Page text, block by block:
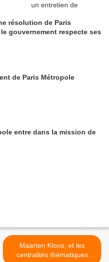
résolution de Paris
gouvernement respecte ses
de Paris Métropole
entre dans la mission de
Maarten Kloos, et les
centralités thématiques